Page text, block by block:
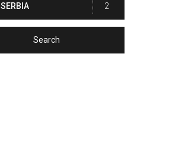
SERBIA 2